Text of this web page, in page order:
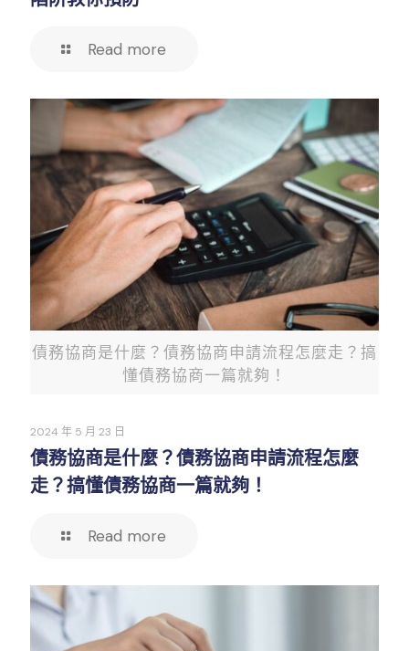
Read more
債務協商是什麼？債務協商申請流程怎麼走？搞
懂債務協商一篇就夠！
2024 年 5 月 23 日
債務協商是什麼？債務協商申請流程怎麼
走？搞懂債務協商一篇就夠！
Read more